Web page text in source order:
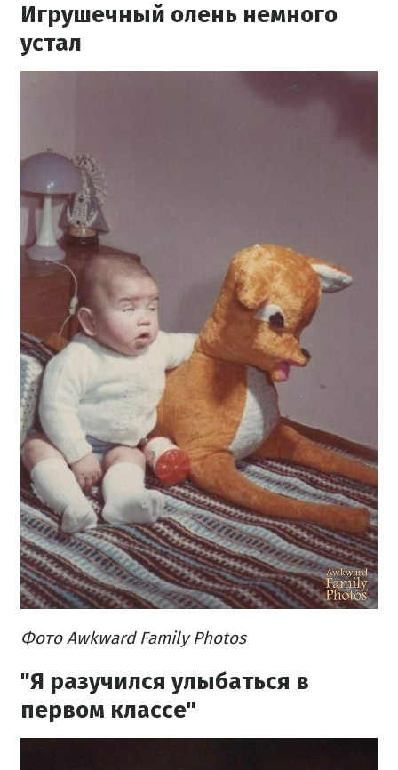
Игрушечный олень немного
устал
Фото Awkward Family Photos
"Я разучился улыбаться в
первом классе"